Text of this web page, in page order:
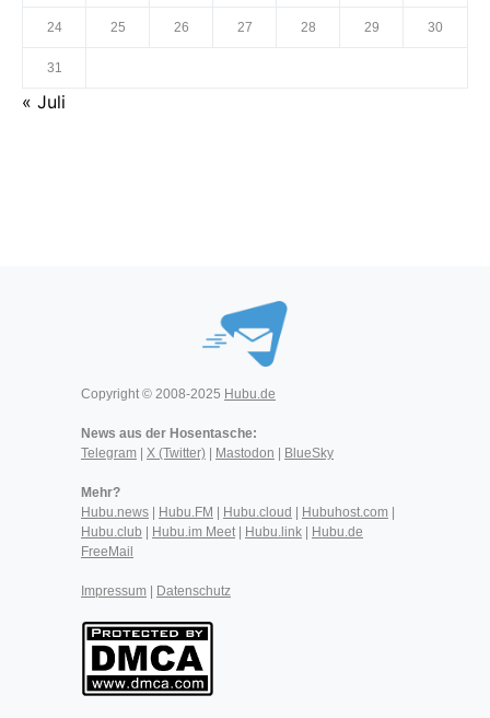
24 25 26 27 28 29 30
31
« Juli
Copyright © 2008-2025 Hubu.de
News aus der Hosentasche:
Telegram
X (Twitter) Mastodon BlueSky
Mehr?
Hubu.news
Hubu.FM Hubu.cloud Hubuhost.com
Hubu.club
Hubu.im Meet| Hubu.link
Hubu.de
FreeMail
Impressum Datenschutz